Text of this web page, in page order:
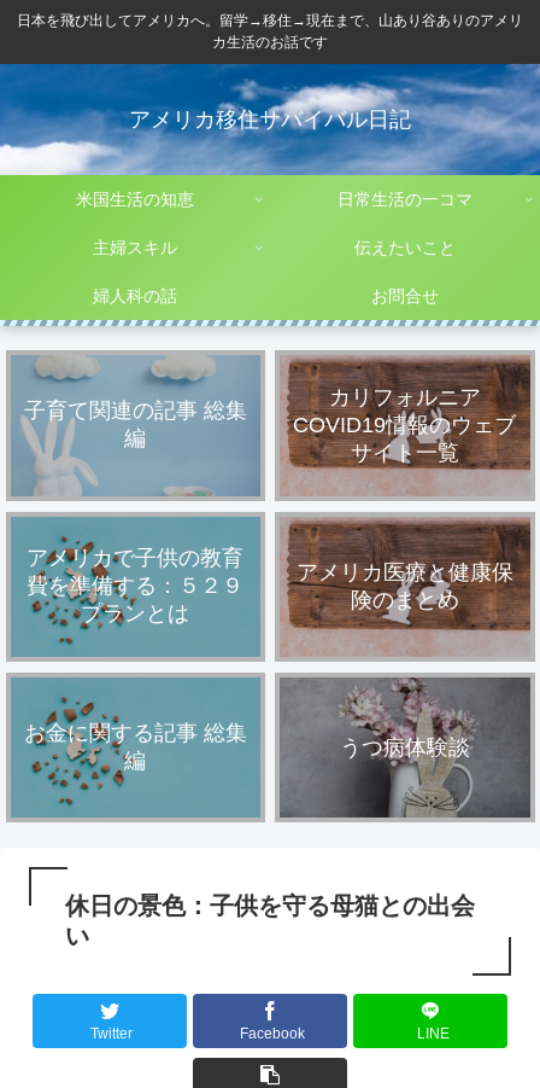
日本を飛び出してアメリカへ。留学→移住→現在まで、山あり谷ありのアメリ
カ生活のお話です
アメリカ移住サバイバル日記
米国生活の知恵 日常生活の一コマ
主婦スキル 伝えたいこと
婦人科の話 お問合せ
子育て関連の記事 総集
編
カリフォルニア
COVID19情報のウェブ
サイト一覧
アメリカで子供の教育
費を準備する：５２９
プランとは
アメリカ医療と健康保
険のまとめ
お金に関する記事 総集
編
うつ病体験談
休日の景色：子供を守る母猫との出会
い
Twitter Facebook LINE